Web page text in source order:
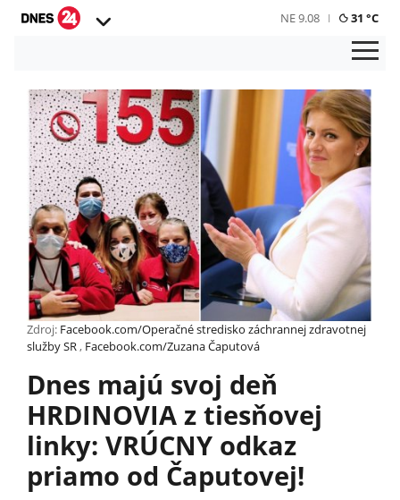
NE 9.08 31 °C
Zdroj: Facebook.com/Operačné stredisko záchrannej zdravotnej
služby SR, Facebook.com/Zuzana Čaputová
Dnes majú svoj deň
HRDINOVIA z tiesňovej
linky: VRÚCNY odkaz
priamo od Čaputovej!